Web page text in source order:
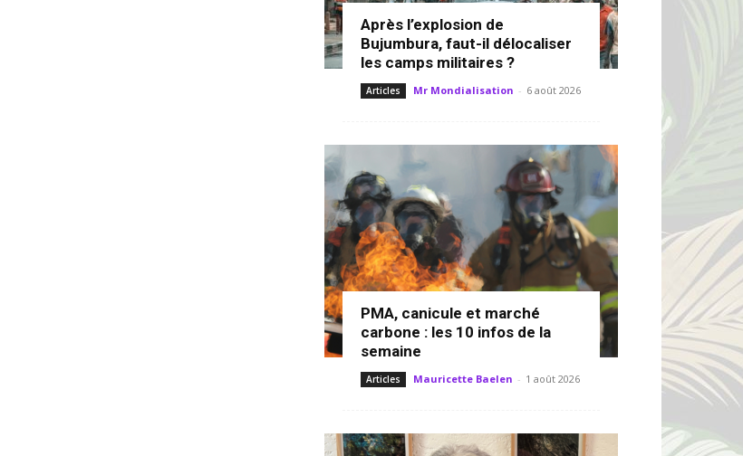
Après l’explosion de
Bujumbura, faut-il délocaliser
les camps militaires ?
Articles Mr Mondialisation - 6 août 2026
PMA, canicule et marché
carbone : les 10 infos de la
semaine
Articles Mauricette Baelen - 1 août 2026